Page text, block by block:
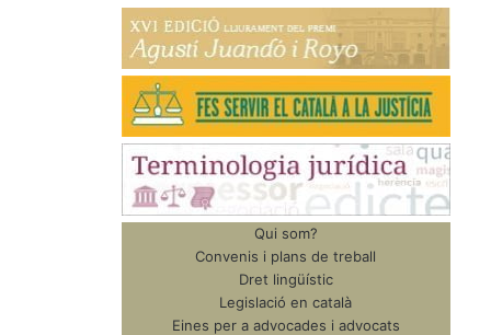
Qui som?
Convenis i plans de treball
Dret lingüístic
Legislació en català
Eines per a advocades i advocats